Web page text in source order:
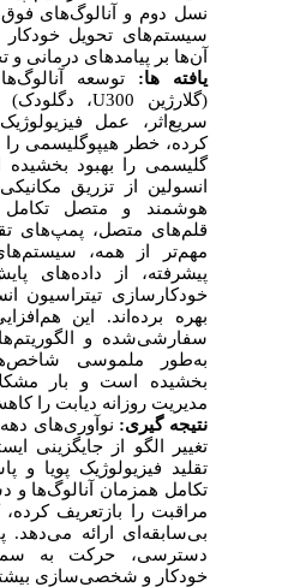
نسل دوم و آنالوگ‌های
سیستم‌های تحویل خودکار
آن‌ها بر پیامدهای درمانی و
یافته ها:
توسعه
(گلارژین
U300، دگلودک) و
سریع‌اثر، عمل
کرده، خطر هیپوگلیسمی را
گلیسمی را بهبود بخشیده
انسولین از تزریق
هوشمند و متصل تکامل
قلم‌های متصل، پمپ‌های
مهم‌تر از همه،
پیشرفته، از داده‌های
خودکارسازی تیتراسیون
بهره برده‌اند. این
سفارشی‌شده و
به‌طور ملموسی
بخشیده است و بار
مدیریت روزانه دیابت را
نتیجه گیری:نوآوری‌های دهه
تغییر الگو از جایگزینی
تقلید فیزیولوژیک پویا و
تکامل همزمان آنالوگ‌ها و
مراقبت را بازتعریف
بی‌سابقه‌ای ارائه می‌دهد.
دسترسی، حرکت به
خودکار و شخصی‌سازی